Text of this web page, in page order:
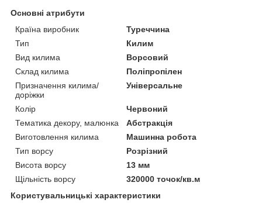
Основні атрибути
Країна виробник
Туреччина
Тип
Килим
Вид килима
Ворсовий
Склад килима
Поліпропілен
Призначення килима/
доріжки
Універсальне
Колір
Червоний
Тематика декору, малюнка
Абстракція
Виготовлення килима
Машинна робота
Тип ворсу
Розрізний
Висота ворсу
13 мм
Щільність ворсу
320000 точок/кв.м
Користувальницькі характеристики